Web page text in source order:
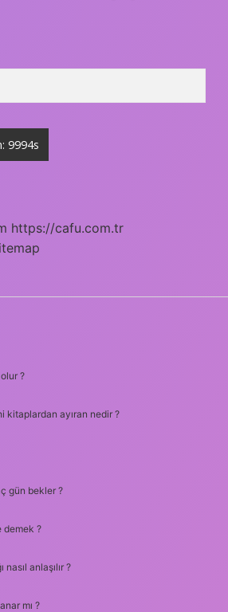
https://cafu.com.tr
olur ?
kitaplardan ayıran nedir ?
gün bekler ?
demek ?
anlaşılır ?
mı ?